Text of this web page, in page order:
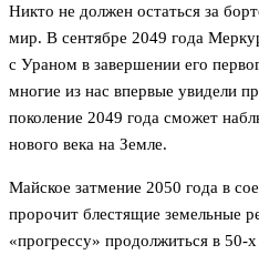
Никто не должен остаться за
мир. В сентябре 2049 года
с Ураном в завершении его
многие из нас впервые увидели
поколение 2049 года сможет
нового века на Земле.
Майское затмение 2050 года в
пророчит блестящие земельные
«прогрессу» продолжиться в 50-